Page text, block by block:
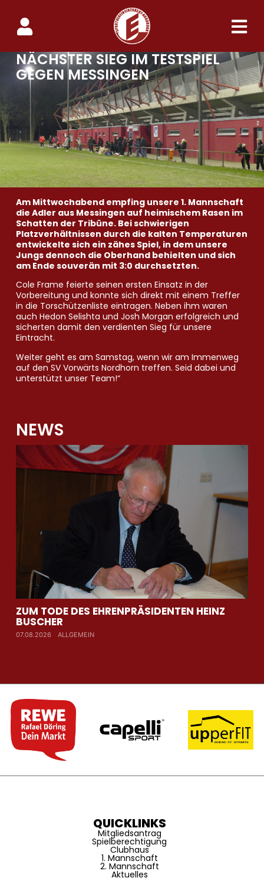
NÄCHSTER SIEG IM TESTSPIEL
GEGEN MESSINGEN
Am Mittwochabend empfing unsere 1. Mannschaft
die Adler aus Messingen auf heimischem Rasen im
Schatten der Tribüne. Bei schwierigen
Platzverhältnissen durch die kalten Temperaturen
entwickelte sich ein zähes Spiel, in dem unsere
Jungs dennoch die Oberhand behielten und sich
am Ende souverän mit 3:0 durchsetzten.
Cole Frame feierte seinen ersten Einsatz in der
Vorbereitung und konnte sich direkt mit einem Treffer
in die Torschützenliste eintragen. Neben ihm waren
auch Hedon Selishta und Josh Morgan erfolgreich und
sicherten damit den verdienten Sieg für unsere
Eintracht.
Weiter geht es am Samstag, wenn wir am Immenweg
auf den SV Vorwärts Nordhorn treffen. Seid dabei und
unterstützt unser Team!“
NEWS
ZUM TODE DES EHRENPRÄSIDENTEN HEINZ
BUSCHER
07.08.2026 ALLGEMEIN
QUICKLINKS
Mitgliedsantrag
Spielberechtigung
Clubhaus
1. Mannschaft
2. Mannschaft
Aktuelles